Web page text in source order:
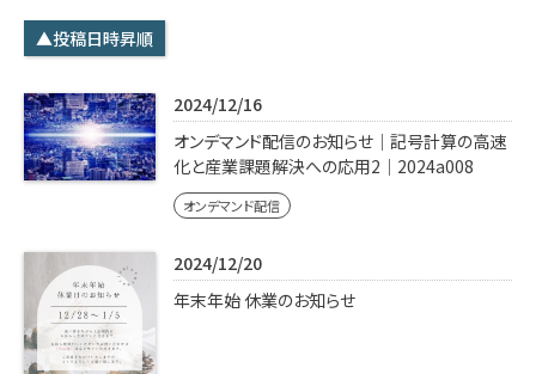
会場設備
研究代表者専用
学内専用 検索
English
メルマガ
▲投稿日時昇順
2024/12/16
オンデマンド配信のお知らせ｜記号計算の高速
化と産業課題解決への応用2｜2024a008
オンデマンド配信
2024/12/20
年末年始 休業のお知らせ